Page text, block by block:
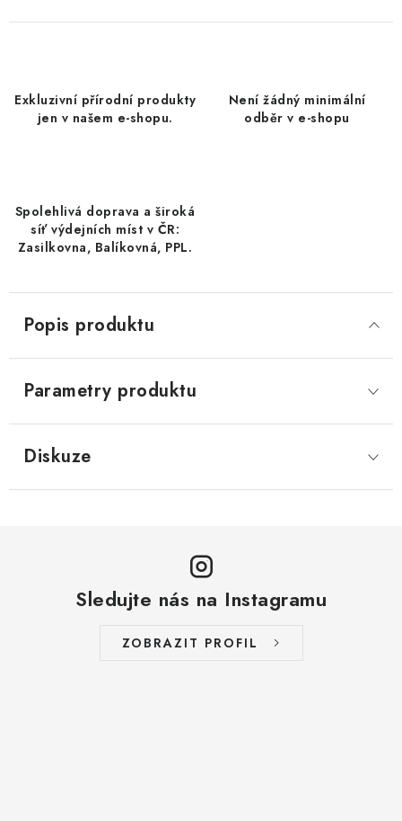
LYOFILIZOVANÉ OVOCE
KOŘENÍ / TEKUTÁ OCHUCOVADLA/OMÁČKY
SUŠENÉ OVOCE / MERUŇKY SÍŘENÉ / MERUŇKY
LYOFILIZOVANÉ OVOCE / MANGO
LYOFILIZOVANÉ OVOCE / JAHODY
OŘECHY PRAŽENÉ, SOLENÉ A DOCHUCENÉ /
PISTÁCIE PRAŽENÉ SOLENÉ
Exkluzivní přírodní produkty
jen v našem e-shopu.
Není žádný minimální
odběr v e-shopu
Spolehlivá doprava a široká
síť výdejních míst v ČR:
Zasilkovna, Balíkovná, PPL.
Popis produktu
Parametry produktu
Diskuze
Sledujte nás na Instagramu
ZOBRAZIT PROFIL